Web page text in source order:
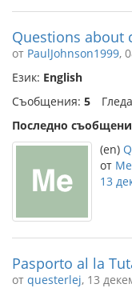
Questions about
от PaulJohnson1999,
Език: English
Съобщения: 5
Последно
(en)
от
13
Pasporto al la
от questerlej, 13